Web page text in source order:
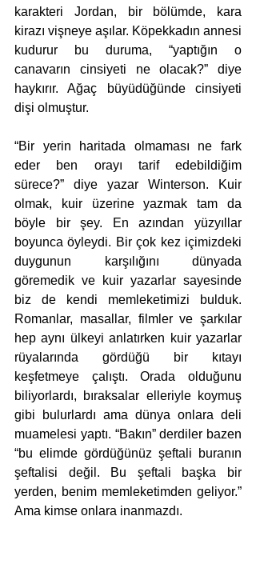
karakteri Jordan, bir bölümde, kara
kirazı vişneye aşılar. Köpekkadın annesi
kudurur bu duruma, “yaptığın o
canavarın cinsiyeti ne olacak?” diye
haykırır. Ağaç büyüdüğünde cinsiyeti
dişi olmuştur.
“Bir yerin haritada olmaması ne fark
eder ben orayı tarif edebildiğim
sürece?” diye yazar Winterson. Kuir
olmak, kuir üzerine yazmak tam da
böyle bir şey. En azından yüzyıllar
boyunca öyleydi. Bir çok kez içimizdeki
duygunun karşılığını dünyada
göremedik ve kuir yazarlar sayesinde
biz de kendi memleketimizi bulduk.
Romanlar, masallar, filmler ve şarkılar
hep aynı ülkeyi anlatırken kuir yazarlar
rüyalarında gördüğü bir kıtayı
keşfetmeye çalıştı. Orada olduğunu
biliyorlardı, bıraksalar elleriyle koymuş
gibi bulurlardı ama dünya onlara deli
muamelesi yaptı. “Bakın” derdiler bazen
“bu elimde gördüğünüz şeftali buranın
şeftalisi değil. Bu şeftali başka bir
yerden, benim memleketimden geliyor.”
Ama kimse onlara inanmazdı.